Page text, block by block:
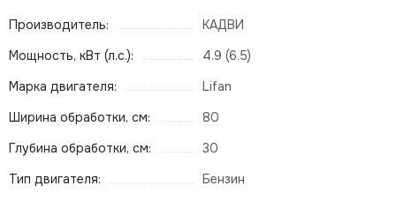
Производитель:
КАДВИ
Мощность, кВт (л.с.):
4.9 (6.5)
Марка двигателя:
Lifan
Ширина обработки, см:
80
Глубина обработки, см:
30
Тип двигателя:
Бензин